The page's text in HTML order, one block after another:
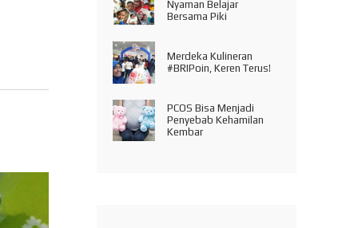
Nyaman Belajar
Bersama Piki
Merdeka Kulineran
#BRIPoin, Keren Terus!
PCOS Bisa Menjadi
Penyebab Kehamilan
Kembar